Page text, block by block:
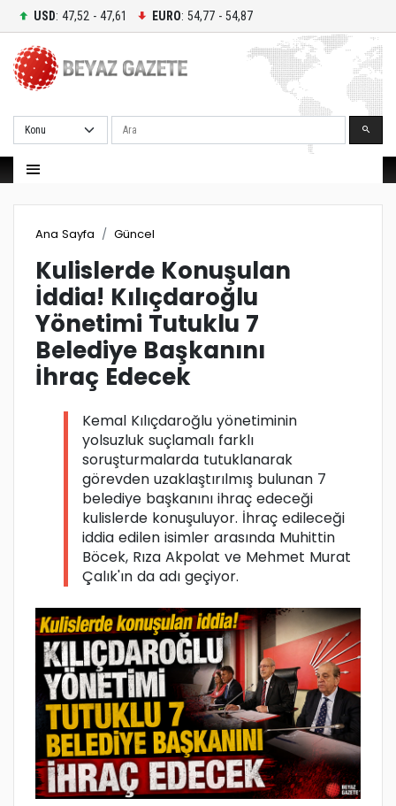
USD: 47,52 - 47,61 EURO: 54,77 - 54,87
Ara
Ana Sayfa Güncel
Kulislerde Konuşulan
İddia! Kılıçdaroğlu
Yönetimi Tutuklu 7
Belediye Başkanını
İhraç Edecek
Kemal Kılıçdaroğlu yönetiminin
yolsuzluk suçlamalı farklı
soruşturmalarda tutuklanarak
görevden uzaklaştırılmış bulunan 7
belediye başkanını ihraç edeceği
kulislerde konuşuluyor. İhraç edileceği
iddia edilen isimler arasında Muhittin
Böcek, Rıza Akpolat ve Mehmet Murat
Çalık'ın da adı geçiyor.